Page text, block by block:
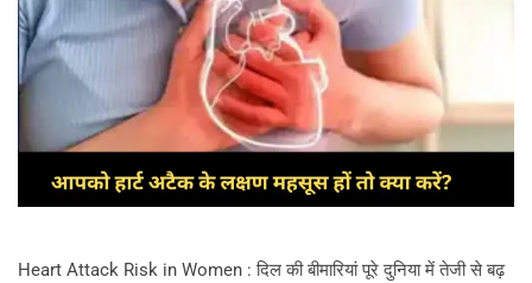
Heart Attack Risk in Women : दिल की बीमारियां पूरे दुनिया में तेजी से बढ़